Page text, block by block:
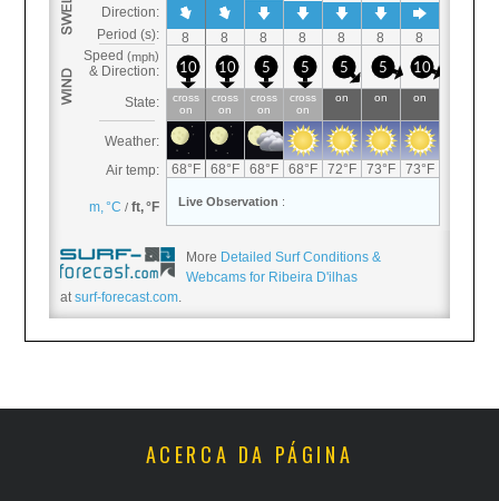
More Detailed Surf Conditions &
Webcams for Ribeira D'ilhas
atsurf-forecast.com.
ACERCA DA PÁGINA